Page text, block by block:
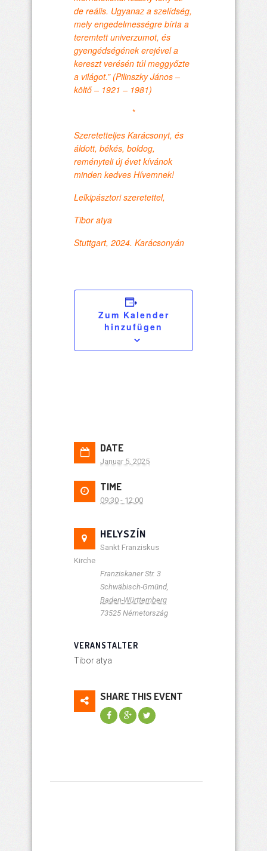
de reális. Ugyanaz a szelídség,
mely engedelmességre bírta a
teremtett univerzumot, és
gyengédségének erejével a
kereszt verésén túl meggyőzte
a világot.” (Pilinszky János –
költő – 1921 – 1981)
*
Szeretetteljes Karácsonyt, és
áldott, békés, boldog,
reményteli új évet kívánok
minden kedves Hívemnek!
Lelkipásztori szeretettel,
Tibor atya
Stuttgart, 2024. Karácsonyán
Zum Kalender
hinzufügen
DATE
Januar 5, 2025
TIME
09:30 - 12:00
HELYSZÍN
Sankt Franziskus
Kirche
Franziskaner Str. 3
Schwäbisch-Gmünd
Baden-Württemberg
73525 Németország
VERANSTALTER
Tibor atya
SHARE THIS EVENT